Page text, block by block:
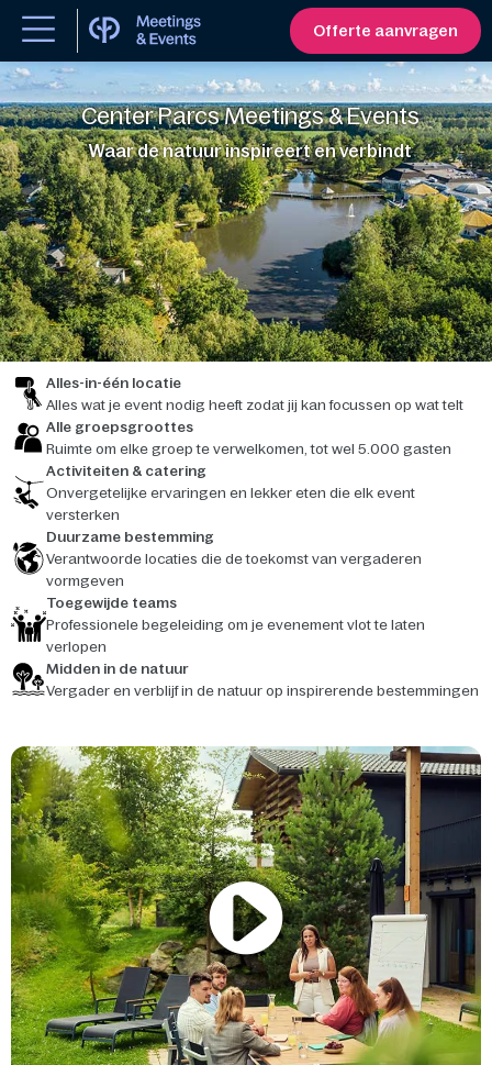
Offerte aanvragen
Center Parcs Meetings & Events
Waar de natuur inspireert en verbindt
Alles-in-één locatie
Alles wat je event nodig heeft zodat jij kan focussen op wat telt
Alle groepsgroottes
Ruimte om elke groep te verwelkomen, tot wel 5.000 gasten
Activiteiten & catering
Onvergetelijke ervaringen en lekker eten die elk event
versterken
Duurzame bestemming
Verantwoorde locaties die de toekomst van vergaderen
vormgeven
Toegewijde teams
Professionele begeleiding om je evenement vlot te laten
verlopen
Midden in de natuur
Vergader en verblijf in de natuur op inspirerende bestemmingen